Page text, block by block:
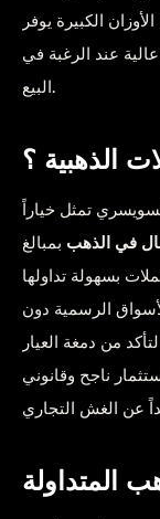
الكبيرة يوفر
عند الرغبة في
البيع.
الذهبية ؟
تمثل خياراً
في الذهب بمبالغ
بسهولة تداولها
الرسمية دون
من دمغة العيار
ناجح وقانوني
المتداولة